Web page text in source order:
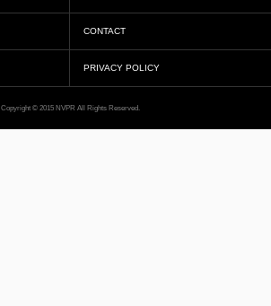
CONTACT
PRIVACY POLICY
Copyright © 2015 NVPR All Rights Reserved.